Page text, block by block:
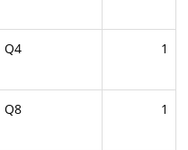
Q4 1
Q8 1